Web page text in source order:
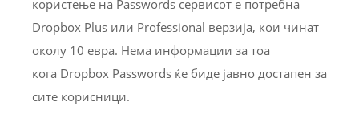
користење на Passwords сервисот е потребна
Dropbox Plus или Professional верзија, кои чинат
околу 10 евра. Нема информации за тоа
кога Dropbox Passwords ќе биде јавно достапен за
сите корисници.